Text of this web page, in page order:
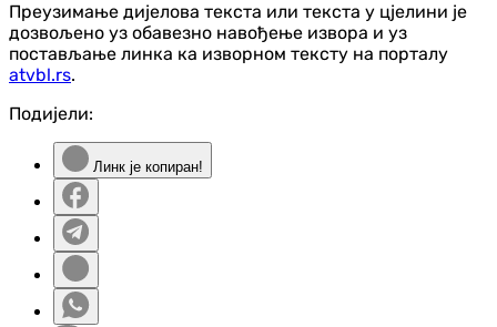
Преузимање дијелова текста или текста у цјелини је
дозвољено уз обавезно навођење извора и уз
постављање линка ка изворном тексту на порталу
atvbl.rs.
Подијели:
Линк је копиран!